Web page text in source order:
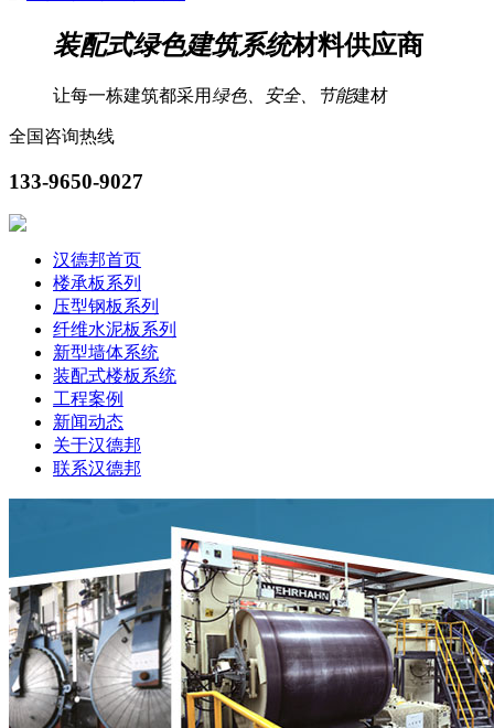
装配式绿色建筑系统材料供应商
让每一栋建筑都采用 绿色、安全、节能建材
全国咨询热线
133-9650-9027
汉德邦首页
楼承板系列
压型钢板系列
纤维水泥板系列
新型墙体系统
装配式楼板系统
工程案例
新闻动态
关于汉德邦
联系汉德邦